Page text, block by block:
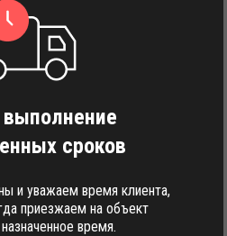
сроков
и уважаем время клиента,
приезжаем на объект
время.